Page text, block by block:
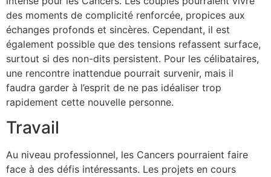
des moments de complicité renforcée, propices aux
échanges profonds et sincères. Cependant, il est
également possible que des tensions refassent surface,
surtout si des non-dits persistent. Pour les célibataires,
une rencontre inattendue pourrait survenir, mais il
faudra garder à l’esprit de ne pas idéaliser trop
rapidement cette nouvelle personne.
Travail
Au niveau professionnel, les Cancers pourraient faire
face à des défis intéressants. Les projets en cours